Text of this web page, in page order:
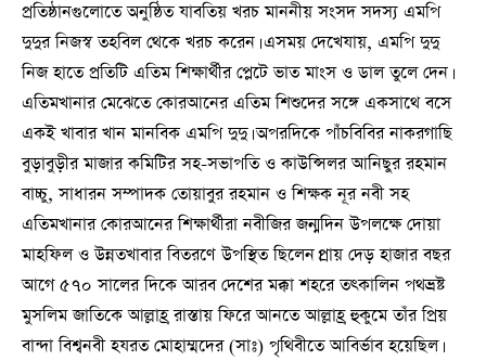
প্রতিষ্ঠানগুলোতে অনুষ্ঠিত যাবতিয় খরচ মাননীয় সংসদ সদস্য এমপি
দুদুর নিজস্ব তহবিল থেকে খরচ করেন। এসময় দেখেযায়, এমপি দুদু
নিজ হাতে প্রতিটি এতিম শিক্ষার্থীর প্লেটে ভাত মাংস ও ডাল তুলে দেন।
এতিমখানার মেঝেতে কোরআনের এতিম শিশুদের সঙ্গে একসাথে বসে
একই খাবার খান মানবিক এমপি দুদু। অপরদিকে পাঁচবিবির নাকরগাছি
বুড়াবুড়ীর মাজার কমিটির সহ-সভাপতি ও কাউন্সিলর আনিছুর রহমান
বাচ্চু, সাধারন সম্পাদক তোয়াবুর রহমান ও শিক্ষক নূর নবী সহ
এতিমখানার কোরআনের শিক্ষার্থীরা নবীজির জন্মদিন উপলক্ষে দোয়া
মাহফিল ও উন্নতখাবার বিতরণে উপস্থিত ছিলেন।প্রায় দেড় হাজার বছর
আগে ৫৭০ সালের দিকে আরব দেশের মক্কা শহরে তৎকালিন পথভ্রষ্ট
মুসলিম জাতিকে আল্লাহ্র রাস্তায় ফিরে আনতে আল্লাহ্র হুকুমে তাঁর প্রিয়
বান্দা বিশ্বনবী হযরত মোহাম্মদের (সাঃ) পৃথিবীতে আবির্ভাব হয়েছিল।